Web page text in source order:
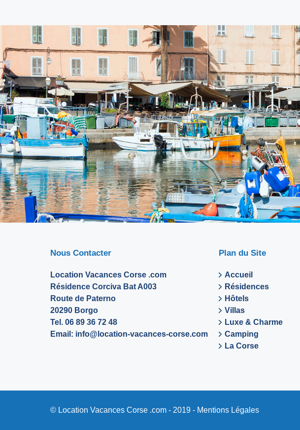
Nous Contacter
Location Vacances Corse .com
Résidence Corciva Bat A003
Route de Paterno
20290 Borgo
Tel. 06 89 36 72 48
Email: info@location-vacances-corse.com
Plan du Site
Accueil
Résidences
Hôtels
Villas
Luxe & Charme
Camping
La Corse
© Location Vacances Corse .com - 2019 - Mentions Légales